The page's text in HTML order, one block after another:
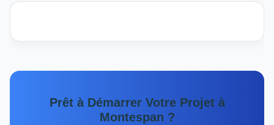
Prêt à Démarrer Votre Projet à
Montespan ?